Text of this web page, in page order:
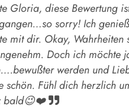
Gloria, diese Bewertung
sorry! Ich
mit dir. Okay, Wahrheiten
Doch ich möchte
werden und
schön. Fühl dich herzlich
bald😉❤️